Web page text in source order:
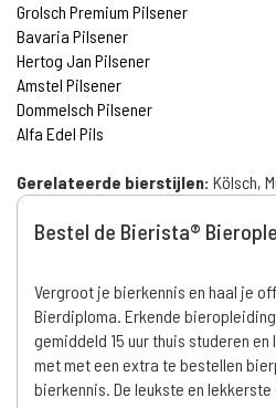
Grolsch Premium Pilsener
Bavaria Pilsener
Hertog Jan Pilsener
Amstel Pilsener
Dommelsch Pilsener
Alfa Edel Pils
Gerelateerde bierstijlen: Kölsch,
Bestel de Bierista®
Vergroot je bierkennis en haal je
Bierdiploma. Erkende
gemiddeld 15 uur thuis studeren
met met een extra te bestellen
bierkennis. De leukste en lekkerste